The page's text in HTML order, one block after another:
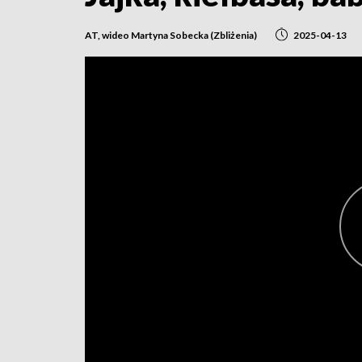
AT, wideo Martyna Sobecka (Zbliżenia) 2025-04-13